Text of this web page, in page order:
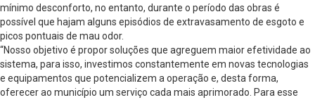
mínimo desconforto, no entanto, durante o período das obras é
possível que hajam alguns episódios de extravasamento de esgoto e
picos pontuais de mau odor.
“Nosso objetivo é propor soluções que agreguem maior efetividade ao
sistema, para isso, investimos constantemente em novas tecnologias
e equipamentos que potencializem a operação e, desta forma,
oferecer ao município um serviço cada mais aprimorado. Para esse